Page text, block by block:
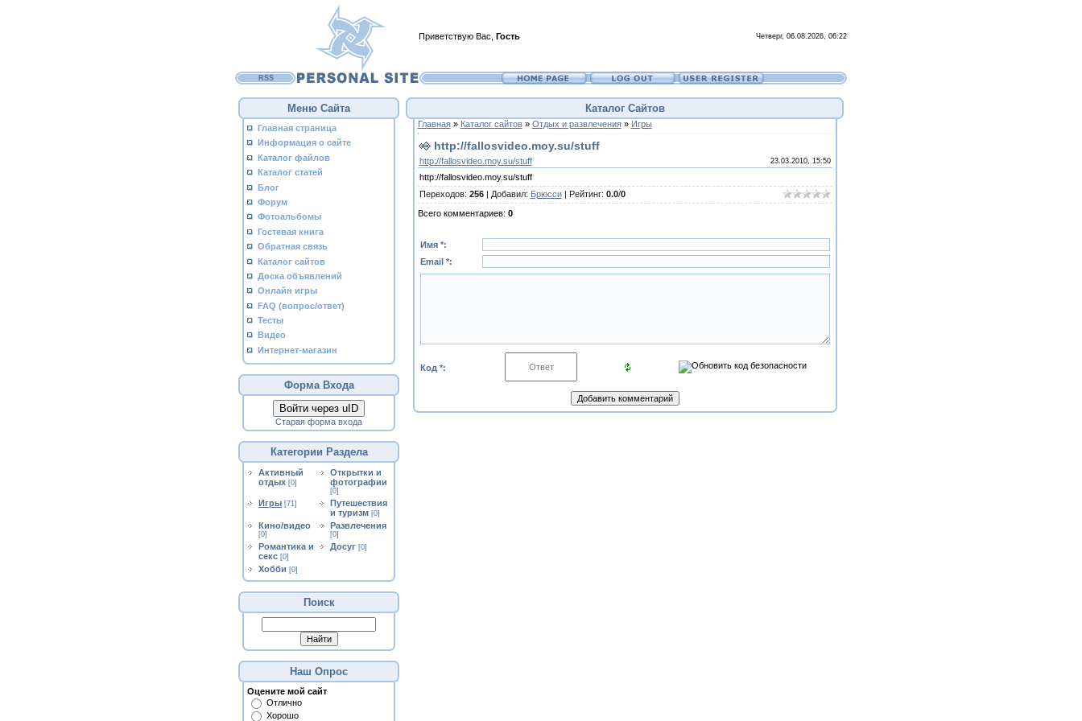
Приветствую Вас Гость Четверг, 06.08.2026, 06:22
RSS
Меню Сайта
Главная страница
Информация о сайте
Каталог файлов
Каталог статей
Блог
Форум
Фотоальбомы
Гостевая книга
Обратная связь
Каталог сайтов
Доска объявлений
Онлайн игры
FAQ (вопрос/ответ)
Тесты
Видео
Интернет-магазин
Форма Входа
Войти через uID
Старая форма входа
Категории Раздела
Активный
отдых [0]
Открытки и
фотографии
[0]
Игры [71]
Путешествия
и туризм [0]
Кино/видео
[0]
Развлечения
[0]
Романтика и
секс [0]
Досуг [0]
Хобби [0]
Поиск
Наш Опрос
Оцените мой сайт
Отлично
Хорошо
Каталог Сайтов
Главная» Каталог сайтов» Отдых и развлечения» Игры
http://fallosvideo.moy.su/stuff
http://fallosvideo.moy.su/stuff 23.03.2010, 15:50
http://fallosvideo.moy.su/stuff
Переходов: 256| Добавил: Брюсси| Рейтинг: 0.0/0
Всего комментариев: 0
Имя *:
Email *:
Код *: